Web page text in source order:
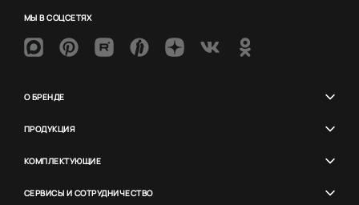
МЫ В СОЦСЕТЯХ
О БРЕНДЕ
ПРОДУКЦИЯ
КОМПЛЕКТУЮЩИЕ
СЕРВИСЫ И СОТРУДНИЧЕСТВО